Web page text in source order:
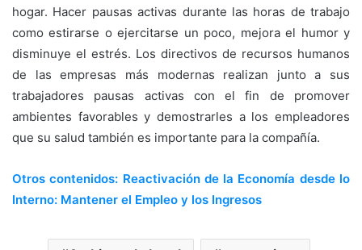
hogar. Hacer pausas activas durante las horas de trabajo
como estirarse o ejercitarse un poco, mejora el humor y
disminuye el estrés. Los directivos de recursos humanos
de las empresas más modernas realizan junto a sus
trabajadores pausas activas con el fin de promover
ambientes favorables y demostrarles a los empleadores
que su salud también es importante para la compañía.
Otros contenidos: Reactivación de la Economía desde lo
Interno: Mantener el Empleo y los Ingresos